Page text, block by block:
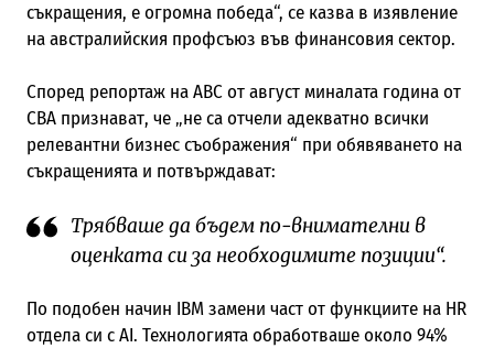
съкращения, е огромна победа“, се казва в изявление
на австралийския профсъюз във финансовия сектор.
Според репортаж на ABC от август миналата година от
CBA признават, че „не са отчели адекватно всички
релевантни бизнес съображения“ при обявяването на
съкращенията и потвърждават:
Трябваше да бъдем по-внимателни в
оценката си за необходимите позиции“.
По подобен начин IBM замени част от функциите на HR
отдела си с AI. Технологията обработваше около 94%